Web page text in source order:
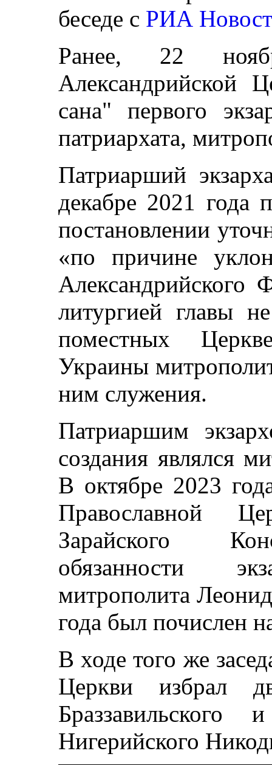
беседе с РИА
Ранее, 22
Александрийской
сана" первого
патриархата,
Патриарший
декабре 2021
постановлении
«по причине
Александрийского
литургией главы
поместных
Украины
ним служения.
Патриаршим
создания являлся
В октябре 2023
Православной
Зарайского
обязанности
митрополита
года был почислен
В ходе того же
Церкви избрал
Нигерийского